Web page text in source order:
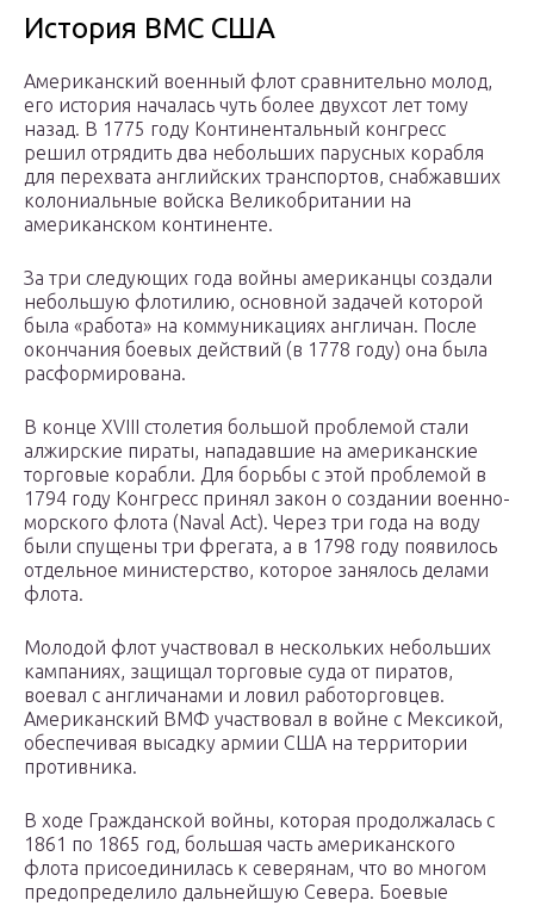
История ВМС США
Американский военный флот сравнительно молод,
его история началась чуть более двухсот лет тому
назад. В 1775 году Континентальный конгресс
решил отрядить два небольших парусных корабля
для перехвата английских транспортов, снабжавших
колониальные войска Великобритании на
американском континенте.
За три следующих года войны американцы создали
небольшую флотилию, основной задачей которой
была «работа» на коммуникациях англичан. После
окончания боевых действий (в 1778 году) она была
расформирована.
В конце XVIII столетия большой проблемой стали
алжирские пираты, нападавшие на американские
торговые корабли. Для борьбы с этой проблемой в
1794 году Конгресс принял закон о создании военно-
морского флота (Naval Act). Через три года на воду
были спущены три фрегата, а в 1798 году появилось
отдельное министерство, которое занялось делами
флота.
Молодой флот участвовал в нескольких небольших
кампаниях, защищал торговые суда от пиратов,
воевал с англичанами и ловил работорговцев.
Американский ВМФ участвовал в войне с Мексикой,
обеспечивая высадку армии США на территории
противника.
В ходе Гражданской войны, которая продолжалась с
1861 по 1865 год, большая часть американского
флота присоединилась к северянам, что во многом
предопределило дальнейшую Севера. Боевые